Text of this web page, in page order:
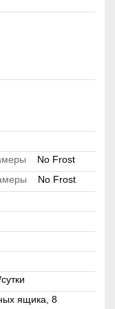
No Frost
No Frost
ящика, 8